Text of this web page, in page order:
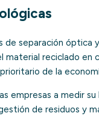
de separación
material reciclado en
de la
empresas a medir
de residuos y